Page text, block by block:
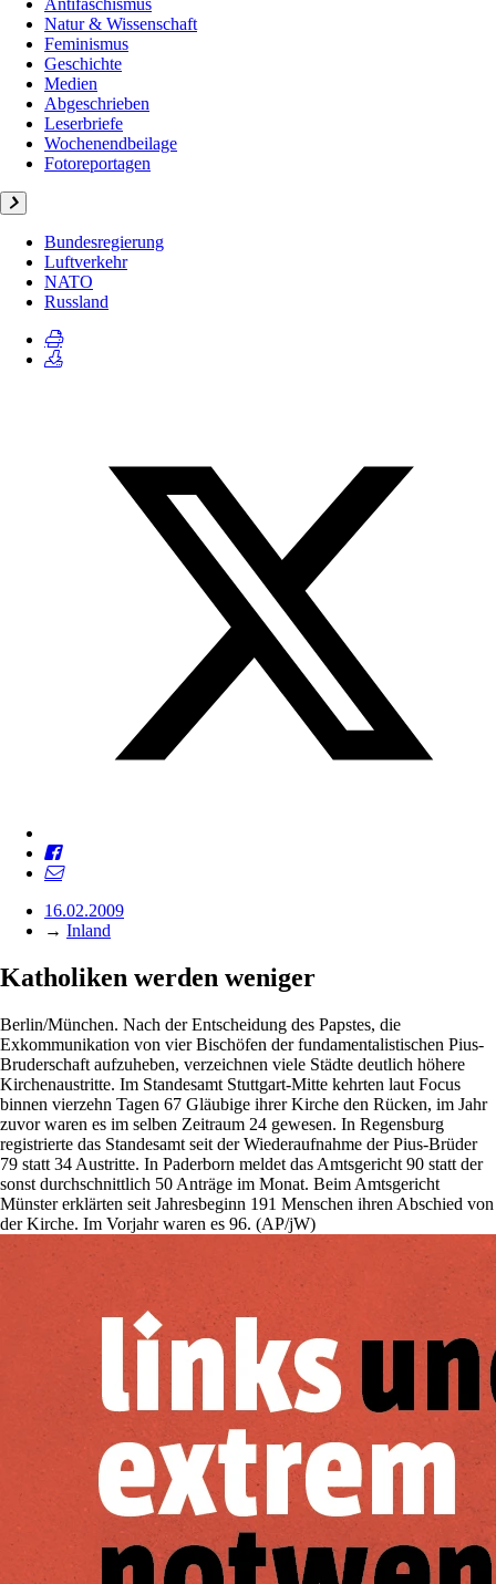
Antifaschismus
Natur & Wissenschaft
Feminismus
Geschichte
Medien
Abgeschrieben
Leserbriefe
Wochenendbeilage
Fotoreportagen
Bundesregierung
Luftverkehr
NATO
Russland
16.02.2009
→ Inland
Katholiken werden weniger
Berlin/München. Nach der Entscheidung des Papstes, die
Exkommunikation von vier Bischöfen der fundamentalistischen Pius-
Bruderschaft aufzuheben, verzeichnen viele Städte deutlich höhere
Kirchenaustritte. Im Standesamt Stuttgart-Mitte kehrten laut Focus
binnen vierzehn Tagen 67 Gläubige ihrer Kirche den Rücken, im Jahr
zuvor waren es im selben Zeitraum 24 gewesen. In Regensburg
registrierte das Standesamt seit der Wiederaufnahme der Pius-Brüder
79 statt 34 Austritte. In Paderborn meldet das Amtsgericht 90 statt der
sonst durchschnittlich 50 Anträge im Monat. Beim Amtsgericht
Münster erklärten seit Jahresbeginn 191 Menschen ihren Abschied von
der Kirche. Im Vorjahr waren es 96. (AP/jW)